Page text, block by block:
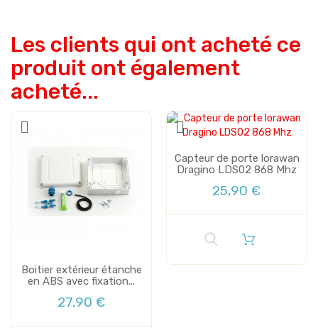
Les clients qui ont acheté ce
produit ont également
acheté...
Boitier extérieur étanche
en ABS avec fixation...
27,90 €
Capteur de porte lorawan
Dragino LDS02 868 Mhz
25,90 €